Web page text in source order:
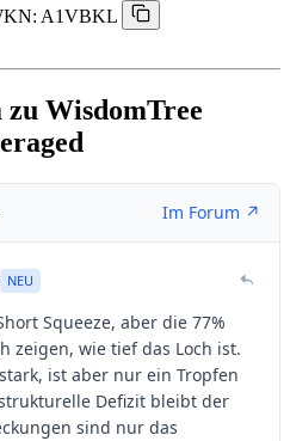
A1VBKL
WisdomTree